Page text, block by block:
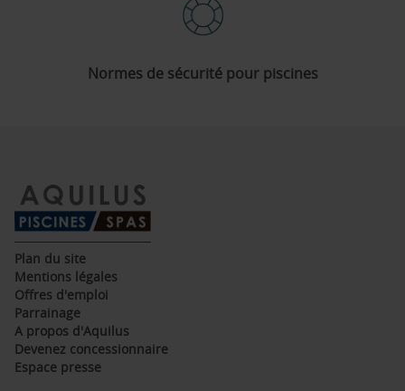
Normes de sécurité pour piscines
Plan du site(ouvre
dans
une
nouvelle
Mentions légales
fenêtre)
Offres d'emploi
une
nouvelle
fenêtre)
Parrainage(ouvre
dans
une
nouvelle
fenêtre)
A propos d'Aquilus
dans
une
Devenez concessionnaire(ouvre
Espace presse(ouvre